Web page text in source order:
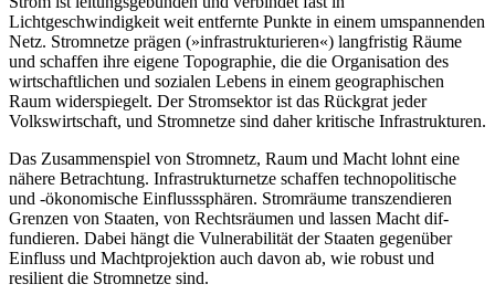
Lichtgeschwindigkeit weit entfernte Punkte in einem umspannenden
Netz. Stromnetze prägen (»infrastrukturieren«) langfristig Räume
und schaffen ihre eigene Topographie, die die Organisation des
wirtschaft­lichen und sozialen Lebens in einem geographischen
Raum widerspiegelt. Der Stromsektor ist das Rückgrat jeder
Volkswirtschaft, und Stromnetze sind daher kritische Infrastrukturen.
Das Zusammenspiel von Stromnetz, Raum und Macht lohnt eine
nähere Betrachtung. Infrastrukturnetze schaffen technopolitische
und -öko­nomische Einflusssphären. Stromräume transzendieren
Grenzen von Staaten, von Rechtsräumen und lassen Macht dif­
fundieren. Dabei hängt die Vulnerabilität der Staa­ten gegenüber
Einfluss und Machtprojektion auch davon ab, wie robust und
resilient die Stromnetze sind.